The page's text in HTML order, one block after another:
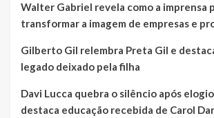
Walter Gabriel revela como a imprensa
transformar a imagem de empresas e
Gilberto Gil relembra Preta Gil e
legado deixado pela filha
Davi Lucca quebra o silêncio após
destaca educação recebida de Carol